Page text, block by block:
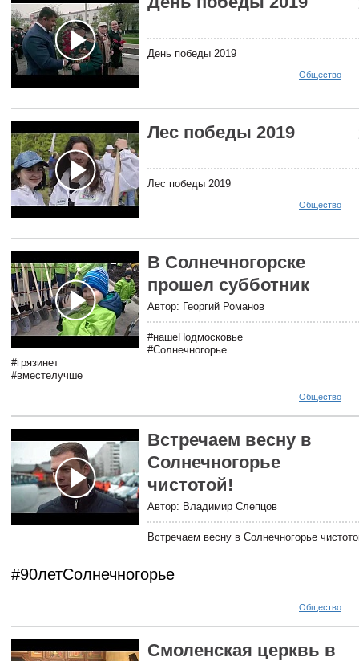
День победы 2019
Общество
Лес победы 2019
Лес победы 2019
Общество
В Солнечногорске
прошел субботник
Автор: Георгий Романов
#нашеПодмосковье
#Солнечногорье
#грязинет
#вместелучше
Общество
Встречаем весну в
Солнечногорье
чистотой!
Автор: Владимир Слепцов
Встречаем весну в Солнечногорье
#90летСолнечногорье
Общество
Смоленская церквь в